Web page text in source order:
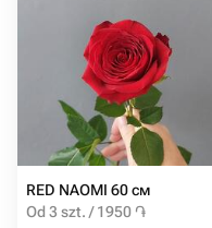
RED NAOMI 60 см
Od 3 szt. / 1950 ֏